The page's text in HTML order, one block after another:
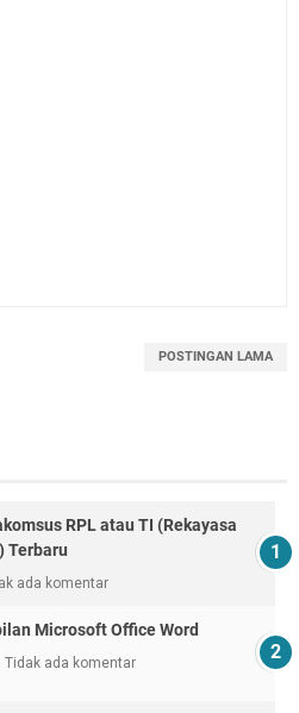
POSTINGAN LAMA
RPL atau TI (Rekayasa
Terbaru
ada komentar
Microsoft Office Word
Tidak ada komentar